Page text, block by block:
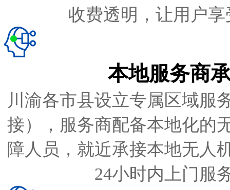
收费透明，让用户
本地服务商
川渝各市县设立专属区域服
接），服务商配备本地化的
障人员，就近承接本地无人
24小时内上门服